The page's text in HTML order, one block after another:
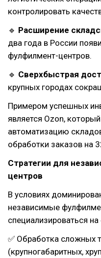
контролировать
🔹 Расширение
два года в России
фулфилмент-центров.
🔹 Сверхбыстрая
крупных городах
Примером успешных
является Ozon,
автоматизацию
обработки заказов на
Стратегии для
центров
В условиях
независимые
специализироваться
✅ Обработка сложных
(крупногабаритных,